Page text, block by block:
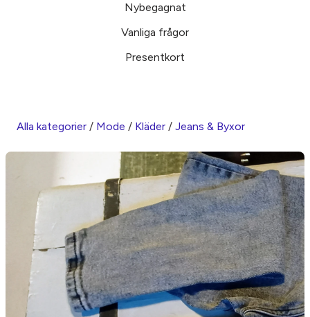
Nybegagnat
Vanliga frågor
Presentkort
Alla kategorier / Mode / Kläder / Jeans & Byxor